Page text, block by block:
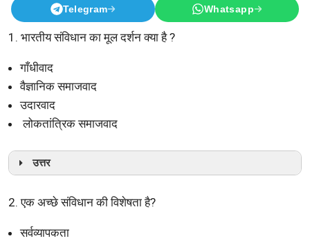
Telegram Whatsapp
1. भारतीय संविधान का मूल दर्शन क्या है ?
गाँधीवाद
वैज्ञानिक समाजवाद
उदारवाद
लोकतांत्रिक समाजवाद
उत्तर
2. एक अच्छे संविधान की विशेषता है?
सर्वव्यापकता